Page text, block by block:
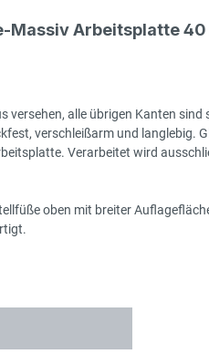
Arbeitsplatte
alle übrigen Kanten
verschleißarm und langlebig.
Verarbeitet wird
oben mit breiter